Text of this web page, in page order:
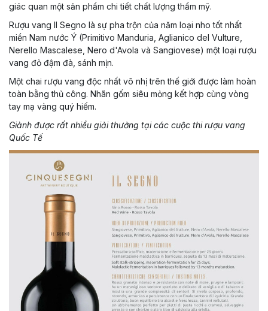
giác quan một sản phẩm chi tiết chất lượng thẩm mỹ.
Rượu vang Il Segno là sự pha trộn của năm loại nho tốt nhất
miền Nam nước Ý (Primitivo Manduria, Aglianico del Vulture,
Nerello Mascalese, Nero d'Avola và Sangiovese) một loại rượu
vang đỏ đậm đà, sánh mịn.
Một chai rượu vang độc nhất vô nhị trên thế giới được làm hoàn
toàn bằng thủ công. Nhãn gốm siêu mỏng kết hợp cùng vòng
tay mạ vàng quý hiếm.
Giành được rất nhiều giải thưởng tại các cuộc thi rượu vang
Quốc Tế